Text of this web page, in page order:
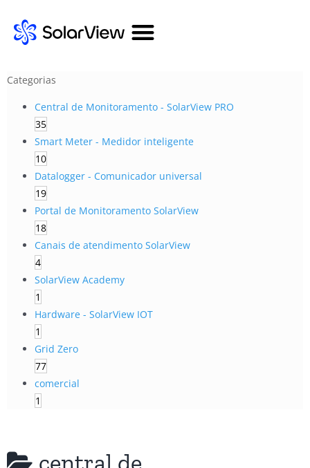
Categorias
Central de Monitoramento - SolarView PRO
35
Smart Meter - Medidor inteligente
10
Datalogger - Comunicador universal
19
Portal de Monitoramento SolarView
18
Canais de atendimento SolarView
4
SolarView Academy
1
Hardware - SolarView IOT
1
Grid Zero
77
comercial
1